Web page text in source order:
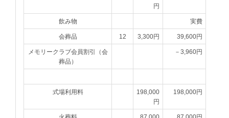
円
飲み物 実費
会葬品 12 3,300円 39,600円
メモリークラブ会員割引（会
葬品）
－3,960円
式場利用料
198,000
円
198,000円